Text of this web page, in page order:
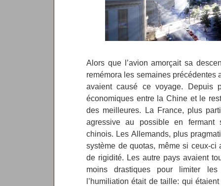
Alors que l’avion amorçait sa
remémora les semaines précédentes
avaient causé ce voyage. Depuis
économiques entre la Chine et le
des meilleures. La France, plus
agressive au possible en fermant
chinois. Les Allemands, plus
système de quotas, même si ceux-
de rigidité. Les autre pays avaient
moins drastiques pour limiter les
l’humiliation était de taille: qui